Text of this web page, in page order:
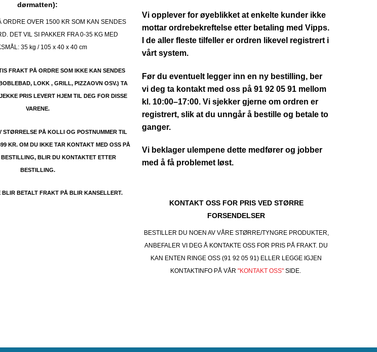
dørmatten):
ORDRE OVER 1500 KR SOM KAN SENDES
DET VIL SI PAKKER FRA 0-35 KG MED
35 kg / 105 x 40 x 40 cm
FRAKT PÅ ORDRE SOM IKKE KAN SENDES
LOKK , GRILL, PIZZAOVN OSV.) TA
PRIS LEVERT HJEM TIL DEG FOR DISSE
VARENE.
STØRRELSE PÅ KOLLI OG POSTNUMMER TIL
KR. OM DU IKKE TAR KONTAKT MED OSS PÅ
BLIR DU KONTAKTET ETTER
BESTILLING.
BLIR BETALT FRAKT PÅ BLIR KANSELLERT.
Vi opplever for øyeblikket at enkelte kunder ikke
mottar ordrebekreftelse etter betaling med Vipps.
I de aller fleste tilfeller er ordren likevel registrert i
vårt system.
Før du eventuelt legger inn en ny bestilling, ber
vi deg ta kontakt med oss på 91 92 05 91 mellom
kl. 10:00–17:00. Vi sjekker gjerne om ordren er
registrert, slik at du unngår å bestille og betale to
ganger.
Vi beklager ulempene dette medfører og jobber
med å få problemet løst.
KONTAKT OSS FOR PRIS VED STØRRE
FORSENDELSER
BESTILLER DU NOEN AV VÅRE STØRRE/TYNGRE PRODUKTER,
ANBEFALER VI DEG Å KONTAKTE OSS FOR PRIS PÅ FRAKT. DU
KAN ENTEN RINGE OSS (91 92 05 91) ELLER LEGGE IGJEN
KONTAKTINFO PÅ VÅR "KONTAKT OSS"SIDE.